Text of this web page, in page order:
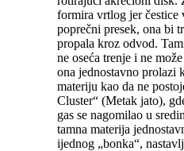
formira vrtlog jer čestice
poprečni presek, ona bi
propala kroz odvod.
ne oseća trenje i ne
ona jednostavno prolazi
materiju kao da ne
Cluster“ (Metak jato),
gas se nagomilao u
tamna materija
ijednog „bonka“,